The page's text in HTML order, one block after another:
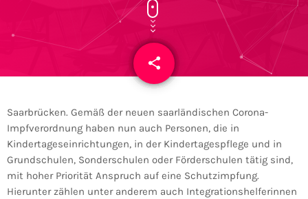
share
email
Saarbrücken. Gemäß der neuen saarländischen Corona-
Impfverordnung haben nun auch Personen, die in
Kindertageseinrichtungen, in der Kindertagespflege und in
Grundschulen, Sonderschulen oder Förderschulen tätig sind,
mit hoher Priorität Anspruch auf eine Schutzimpfung.
Hierunter zählen unter anderem auch Integrationshelferinnen